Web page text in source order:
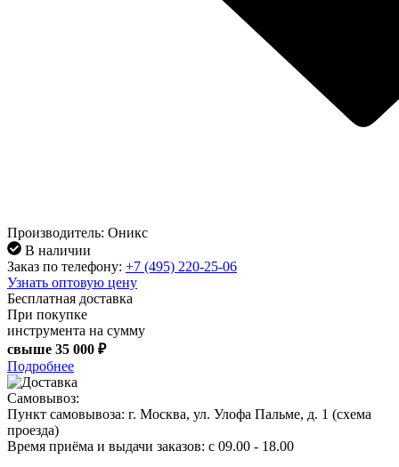
Производитель: Оникс
В наличии
Заказ по телефону: +7 (495) 220-25-06
Узнать оптовую цену
Бесплатная доставка
При покупке
инструмента на сумму
свыше 35 000 ₽
Подробнее
Самовывоз:
Пункт самовывоза: г. Москва, ул. Улофа Пальме, д. 1 (схема
проезда)
Время приёма и выдачи заказов: c 09.00 - 18.00